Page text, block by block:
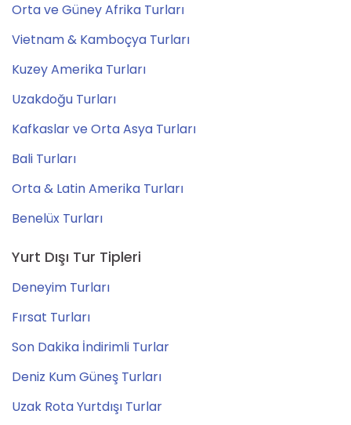
Orta ve Güney Afrika Turları
Vietnam & Kamboçya Turları
Kuzey Amerika Turları
Uzakdoğu Turları
Kafkaslar ve Orta Asya Turları
Bali Turları
Orta & Latin Amerika Turları
Benelüx Turları
Yurt Dışı Tur Tipleri
Deneyim Turları
Fırsat Turları
Son Dakika İndirimli Turlar
Deniz Kum Güneş Turları
Uzak Rota Yurtdışı Turlar